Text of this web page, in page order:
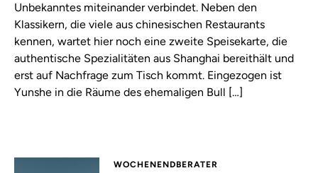
Unbekanntes miteinander verbindet. Neben den
Klassikern, die viele aus chinesischen Restaurants
kennen, wartet hier noch eine zweite Speisekarte, die
authentische Spezialitäten aus Shanghai bereithält und
erst auf Nachfrage zum Tisch kommt. Eingezogen ist
Yunshe in die Räume des ehemaligen Bull […]
WOCHENENDBERATER